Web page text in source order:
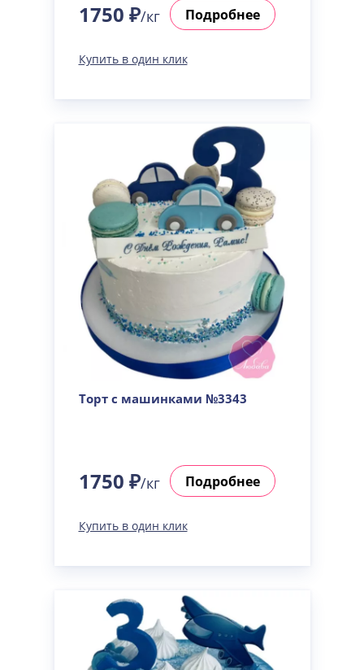
1750 ₽/кг Подробнее
Купить в один клик
Торт с машинками №3343
1750 ₽/кг Подробнее
Купить в один клик